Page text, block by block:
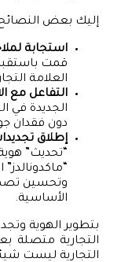
إليك بعض النصائح
استجابة
قمت
العلامة
التفاعل مع
الجديدة في
دون فقدان
إطلاق
“تحديث”
وتحسين
الأساسية.
بتطوير الهوية
التجارية متصلة
التجارية ليست